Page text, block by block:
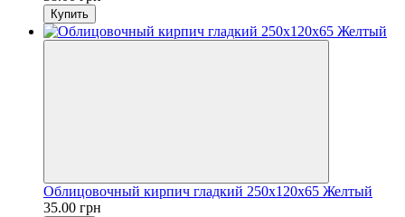
Купить
Облицовочный кирпич гладкий 250х120х65 Желтый
35.00 грн